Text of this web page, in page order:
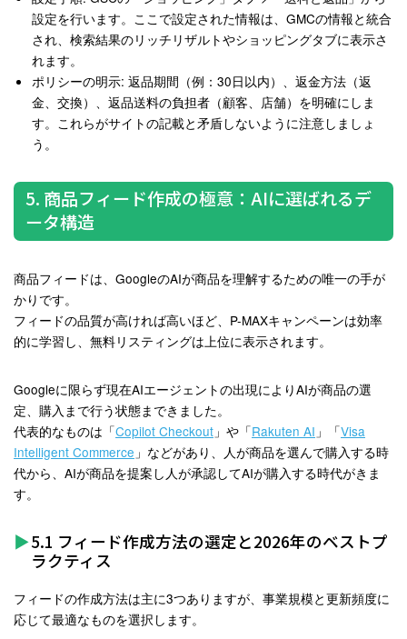
設定を行います。ここで設定された情報は、GMCの情報と統合
され、検索結果のリッチリザルトやショッピングタブに表示さ
れます。
ポリシーの明示: 返品期間（例：30日以内）、返金方法（返
金、交換）、返品送料の負担者（顧客、店舗）を明確にしま
す。これらがサイトの記載と矛盾しないように注意しましょ
う。
5. 商品フィード作成の極意：AIに選ばれるデ
ータ構造
商品フィードは、GoogleのAIが商品を理解するための唯一の手が
かりです。
フィードの品質が高ければ高いほど、P-MAXキャンペーンは効率
的に学習し、無料リスティングは上位に表示されます。
Googleに限らず現在AIエージェントの出現によりAIが商品の選
定、購入まで行う状態まできました。
代表的なものは「Copilot Checkout 」や「Rakuten AI 」「Visa
Intelligent Commerce 」などがあり、人が商品を選んで購入する時
代から、AIが商品を提案し人が承認してAIが購入する時代がきま
す。
5.1 フィード作成方法の選定と2026年のベストプ
ラクティス
フィードの作成方法は主に3つありますが、事業規模と更新頻度に
応じて最適なものを選択します。